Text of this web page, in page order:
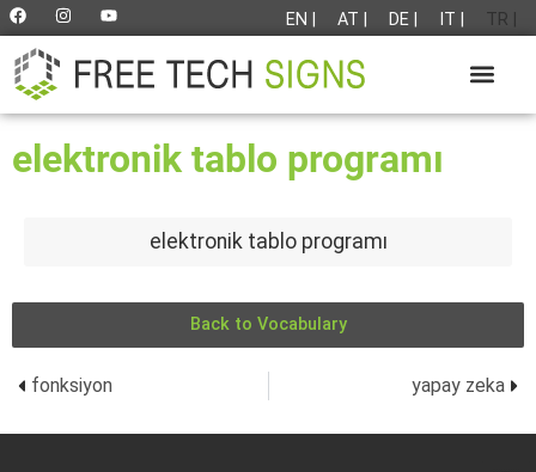
EN | AT | DE | IT | TR |
elektronik tablo programı
elektronik tablo programı
Back to Vocabulary
fonksiyon yapay zeka